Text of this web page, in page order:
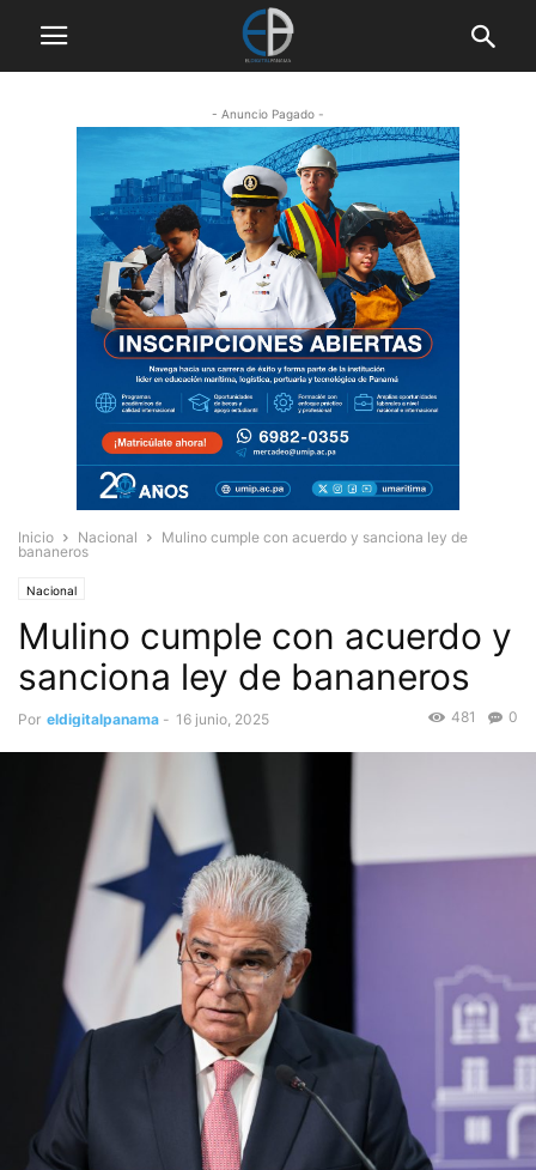
- Anuncio Pagado -
Inicio Nacional
Mulino cumple con acuerdo y sanciona ley de
bananeros
Nacional
Mulino cumple con acuerdo y
sanciona ley de bananeros
Por eldigitalpanama - 16 junio, 2025 0
481